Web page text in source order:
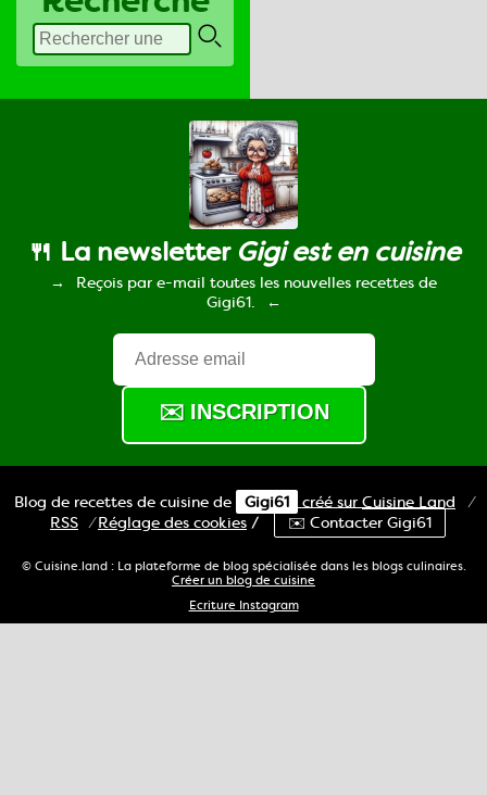
🍴 La newsletter Gigi est en cuisine
Reçois par e-mail toutes les nouvelles recettes de
Gigi61.
Blog de recettes de cuisine de Gigi61 créé sur Cuisine Land
⁄
RSS ⁄Réglage des cookies / ✉️ Contacter Gigi61
© Cuisine.land : La plateforme de blog spécialisée dans les blogs culinaires.
Créer un blog de cuisine
Ecriture Instagram